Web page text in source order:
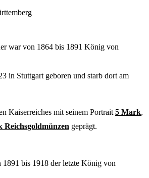
war von 1864 bis 1891 König von
in Stuttgart geboren und starb dort am
Kaiserreiches mit seinem Portrait 5 Mark,
Reichsgoldmünzen geprägt.
bis 1918 der letzte König von